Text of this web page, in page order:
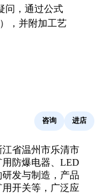
问，通过公式
，并附加工艺
咨询 进店
省温州市乐清市
防爆电器、LED
发与制造，产品
开关等，广泛应